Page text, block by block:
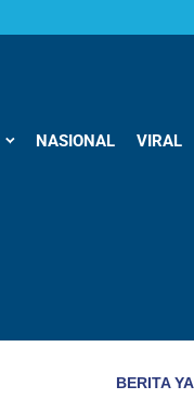
NASIONAL VIRAL